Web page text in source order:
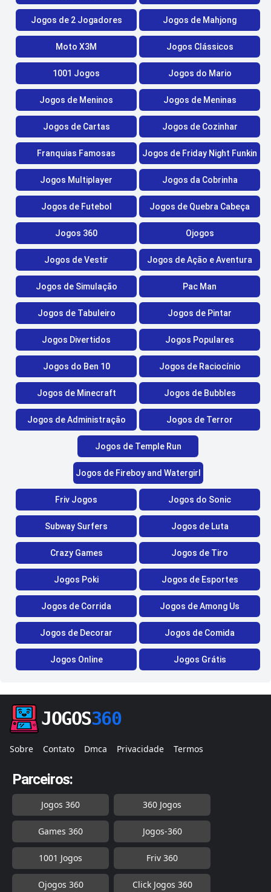
Jogos de 2 Jogadores Jogos de Mahjong
Moto X3M Jogos Clássicos
1001 Jogos Jogos do Mario
Jogos de Meninos Jogos de Meninas
Jogos de Cartas Jogos de Cozinhar
Franquias Famosas Jogos de Friday Night Funkin
Jogos Multiplayer Jogos da Cobrinha
Jogos de Futebol Jogos de Quebra Cabeça
Jogos 360 Ojogos
Jogos de Vestir Jogos de Ação e Aventura
Jogos de Simulação Pac Man
Jogos de Tabuleiro Jogos de Pintar
Jogos Divertidos Jogos Populares
Jogos do Ben 10 Jogos de Raciocínio
Jogos de Minecraft Jogos de Bubbles
Jogos de Administração Jogos de Terror
Jogos de Temple Run
Jogos de Fireboy and Watergirl
Friv Jogos Jogos do Sonic
Subway Surfers Jogos de Luta
Crazy Games Jogos de Tiro
Jogos Poki Jogos de Esportes
Jogos de Corrida Jogos de Among Us
Jogos de Decorar Jogos de Comida
Jogos Online Jogos Grátis
JOGOS360
Sobre Contato Dmca Privacidade Termos
Parceiros:
Jogos 360 360 Jogos
Games 360 Jogos-360
1001 Jogos Friv 360
Ojogos 360 Click Jogos 360